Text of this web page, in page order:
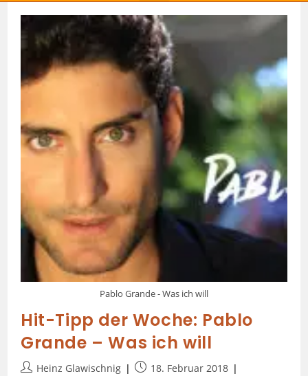
Pablo Grande - Was ich will
Hit-Tipp der Woche: Pablo
Grande – Was ich will
Heinz Glawischnig
18. Februar 2018